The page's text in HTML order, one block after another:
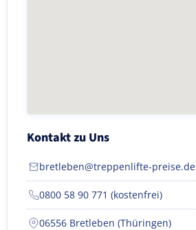
Kontakt zu Uns
bretleben@treppenlifte-preise.de
0800 58 90 771 (kostenfrei)
06556 Bretleben (Thüringen)